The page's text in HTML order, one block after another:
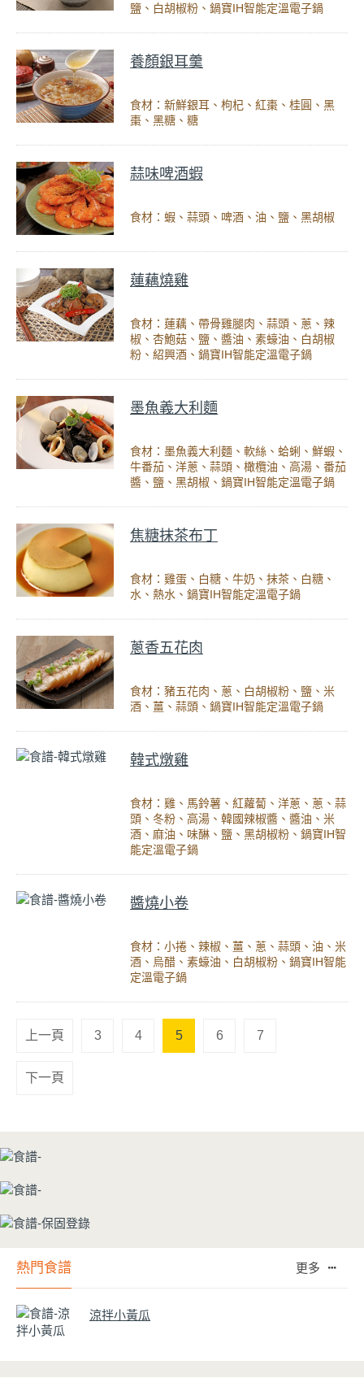
鹽、白胡椒粉、鍋寶IH智能定溫電子鍋
養顏銀耳羹
食材：新鮮銀耳、枸杞、紅棗、桂圓、黑
棗、黑糖、糖
蒜味啤酒蝦
食材：蝦、蒜頭、啤酒、油、鹽、黑胡椒
蓮藕燒雞
食材：蓮藕、帶骨雞腿肉、蒜頭、蔥、辣
椒、杏鮑菇、鹽、醬油、素蠔油、白胡椒
粉、紹興酒、鍋寶IH智能定溫電子鍋
墨魚義大利麵
食材：墨魚義大利麵、軟絲、蛤蜊、鮮蝦、
牛番茄、洋蔥、蒜頭、橄欖油、高湯、番茄
醬、鹽、黑胡椒、鍋寶IH智能定溫電子鍋
焦糖抹茶布丁
食材：雞蛋、白糖、牛奶、抹茶、白糖、
水、熱水、鍋寶IH智能定溫電子鍋
蔥香五花肉
食材：豬五花肉、蔥、白胡椒粉、鹽、米
酒、薑、蒜頭、鍋寶IH智能定溫電子鍋
韓式燉雞
食材：雞、馬鈴薯、紅蘿蔔、洋蔥、蔥、蒜
頭、冬粉、高湯、韓國辣椒醬、醬油、米
酒、麻油、味醂、鹽、黑胡椒粉、鍋寶IH智
能定溫電子鍋
醬燒小卷
食材：小捲、辣椒、薑、蔥、蒜頭、油、米
酒、烏醋、素蠔油、白胡椒粉、鍋寶IH智能
定溫電子鍋
上一頁 3 4 5 6 7
下一頁
熱門食譜 更多
涼拌小黃瓜